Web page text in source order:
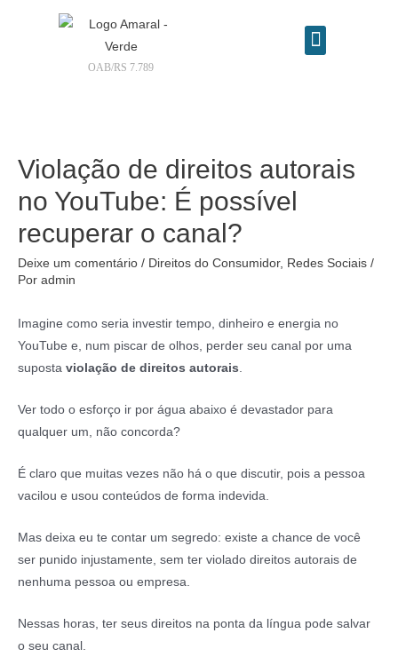
OAB/RS 7.789
Violação de direitos autorais
no YouTube: É possível
recuperar o canal?
Deixe um comentário / Direitos do Consumidor, Redes Sociais /
Por admin
Imagine como seria investir tempo, dinheiro e energia no
YouTube e, num piscar de olhos, perder seu canal por uma
suposta violação de direitos autorais.
Ver todo o esforço ir por água abaixo é devastador para
qualquer um, não concorda?
É claro que muitas vezes não há o que discutir, pois a pessoa
vacilou e usou conteúdos de forma indevida.
Mas deixa eu te contar um segredo: existe a chance de você
ser punido injustamente, sem ter violado direitos autorais de
nenhuma pessoa ou empresa.
Nessas horas, ter seus direitos na ponta da língua pode salvar
o seu canal.